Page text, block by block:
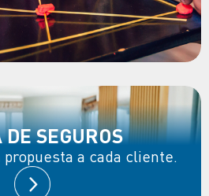
SEGUROS
a cada cliente.